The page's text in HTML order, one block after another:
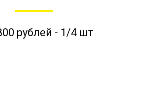
рублей - 1/4 шт